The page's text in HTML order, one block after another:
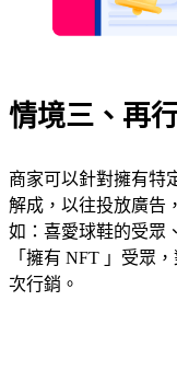
情境三、再
商家可以針對擁有特
解成，以往投放廣告
如：喜愛球鞋的受眾
「擁有 NFT 」受眾
次行銷。